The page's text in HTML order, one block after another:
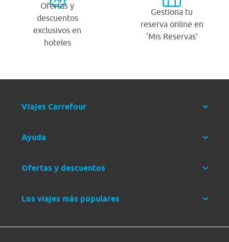
Ofertas y
descuentos
exclusivos en
hoteles
Gestiona tu
reserva online en
‘Mis Reservas’
Viajes Carrefour
Ayuda
Ofertas y descuentos
Los viajes más populares